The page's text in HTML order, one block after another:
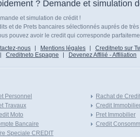
? Demande et simulation
et simulation de crédit !
et de Prets bancaires sélectionnés auprés de
pouvez avoir le credit qui corresponde
nous Mentions légales Creditneto sur
Creditneto Espagne Devenez Affilié - Affiliation
Personnel
Travaux
Moto
Bancaire
Speciale CREDIT
Rachat de Credit
Credit
Pret Immobilier
Credit